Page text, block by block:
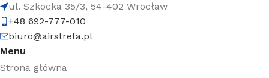
ul. Szkocka 35/3, 54-402 Wrocław
+48 692-777-010
biuro@airstrefa.pl
Menu
Strona główna